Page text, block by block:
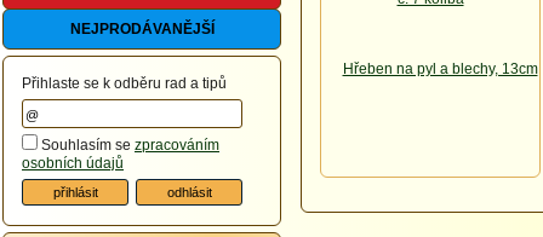
NEJPRODÁVANĚJŠÍ
Přihlaste se k odběru rad a tipů
Souhlasím se zpracováním
osobních údajů